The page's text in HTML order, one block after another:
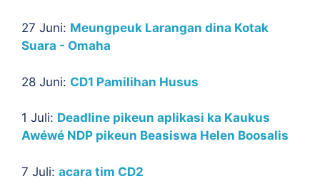
27 Juni: Meungpeuk Larangan dina Kotak
Suara - Omaha
28 Juni: CD1 Pamilihan Husus
1 Juli: Deadline pikeun aplikasi ka Kaukus
Awéwé NDP pikeun Beasiswa Helen Boosalis
7 Juli: acara tim CD2